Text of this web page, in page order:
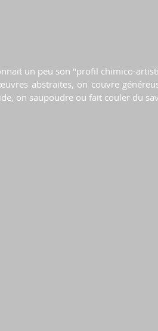
un peu son "profil chimico-
abstraites, on couvre
on saupoudre ou fait couler du